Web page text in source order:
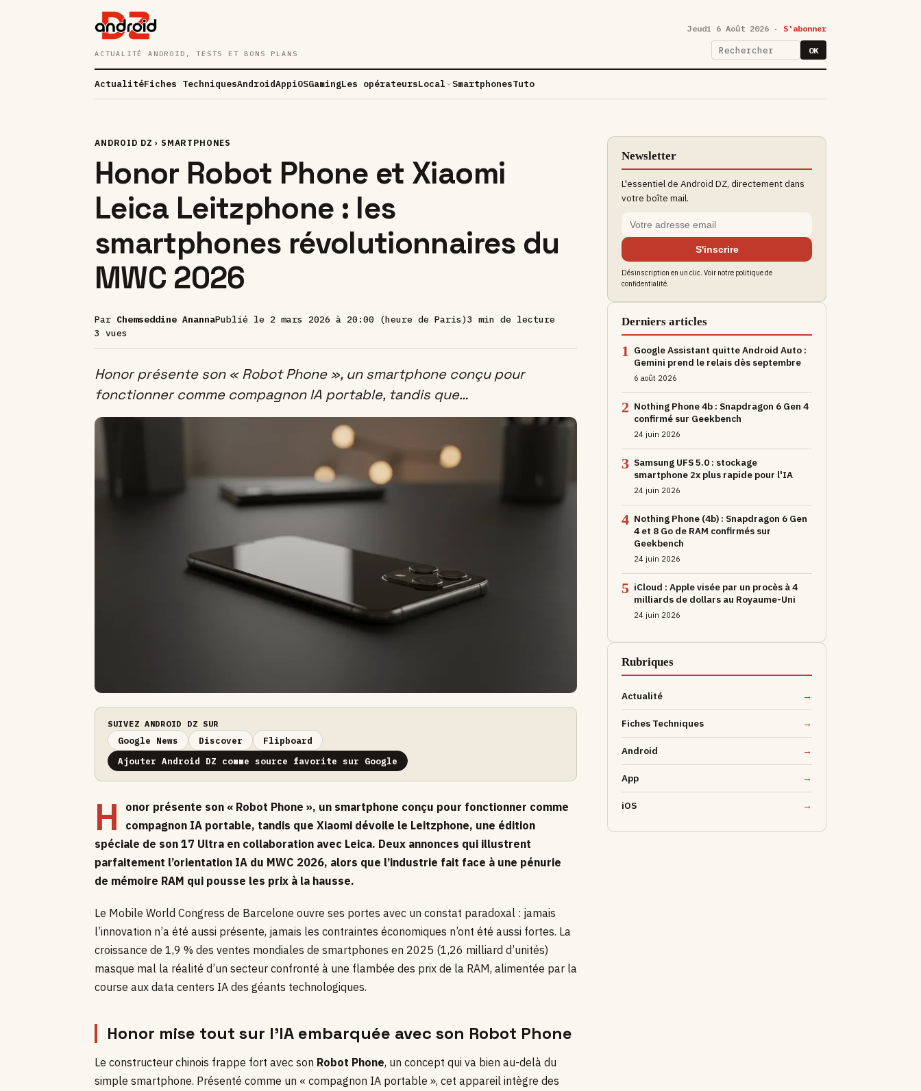
ACTUALITÉ ANDROID, TESTS ET BONS PLANS
Jeudi 6 Août 2026 · S'abonner
OK
ActualitéFiches TechniquesAndroidAppiOSGamingLes opérateursLocal SmartphonesTuto
ANDROID DZ › SMARTPHONES
Honor Robot Phone et Xiaomi
Leica Leitzphone : les
smartphones révolutionnaires du
MWC 2026
Par Chemseddine AnannaPublié le 2 mars 2026 à 20:00 (heure de Paris)3 min de lecture
3 vues
Honor présente son « Robot Phone », un smartphone conçu pour
fonctionner comme compagnon IA portable, tandis que…
SUIVEZ ANDROID DZ SUR
Google News Discover
Flipboard
Ajouter Android DZ comme source favorite sur Google
H
onor présente son « Robot Phone », un smartphone conçu pour fonctionner comme
compagnon IA portable, tandis que Xiaomi dévoile le Leitzphone, une édition
spéciale de son 17 Ultra en collaboration avec Leica. Deux annonces qui illustrent
parfaitement l’orientation IA du MWC 2026, alors que l’industrie fait face à une pénurie
de mémoire RAM qui pousse les prix à la hausse.
Le Mobile World Congress de Barcelone ouvre ses portes avec un constat paradoxal : jamais
l’innovation n’a été aussi présente, jamais les contraintes économiques n’ont été aussi fortes. La
croissance de 1,9 % des ventes mondiales de smartphones en 2025 (1,26 milliard d’unités)
masque mal la réalité d’un secteur confronté à une flambée des prix de la RAM, alimentée par la
course aux data centers IA des géants technologiques.
Honor mise tout sur l’IA embarquée avec son Robot Phone
Le constructeur chinois frappe fort avec son Robot Phone, un concept qui va bien au-delà du
simple smartphone. Présenté comme un « compagnon IA portable », cet appareil intègre des
Newsletter
L'essentiel de Android DZ, directement dans
votre boîte mail.
S'inscrire
Désinscription en un clic. Voir notre politique de
confidentialité.
Derniers articles
1 Google Assistant quitte Android Auto :
Gemini prend le relais dès septembre
6 août 2026
2 Nothing Phone 4b : Snapdragon 6 Gen 4
confirmé sur Geekbench
24 juin 2026
3 Samsung UFS 5.0 : stockage
smartphone 2x plus rapide pour l'IA
24 juin 2026
4 Nothing Phone (4b) : Snapdragon 6 Gen
4 et 8 Go de RAM confirmés sur
Geekbench
24 juin 2026
5 iCloud : Apple visée par un procès à 4
milliards de dollars au Royaume-Uni
24 juin 2026
Rubriques
Actualité
Fiches Techniques
Android
App
iOS